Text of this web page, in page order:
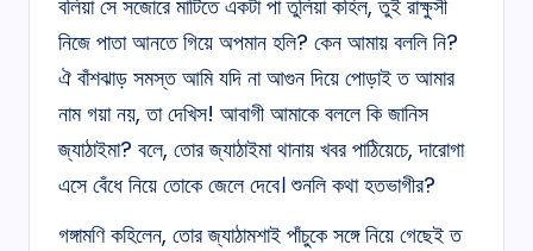
বলিয়া সে সজোরে মাটিতে একটা পা তুলিয়া কহিল, তুই রাক্ষুসী
নিজে পাতা আনতে গিয়ে অপমান হলি? কেন আমায় বললি নি?
ঐ বাঁশঝাড় সমস্ত আমি যদি না আগুন দিয়ে পোড়াই ত আমার
নাম গয়া নয়, তা দেখিস! আবাগী আমাকে বললে কি জানিস
জ্যাঠাইমা? বলে, তোর জ্যাঠাইমা থানায় খবর পাঠিয়েচে, দারোগা
এসে বেঁধে নিয়ে তোকে জেলে দেবে। শুনলি কথা হতভাগীর?
গঙ্গামণি কহিলেন, তোর জ্যাঠামশাই পাঁচুকে সঙ্গে নিয়ে গেছেই ত